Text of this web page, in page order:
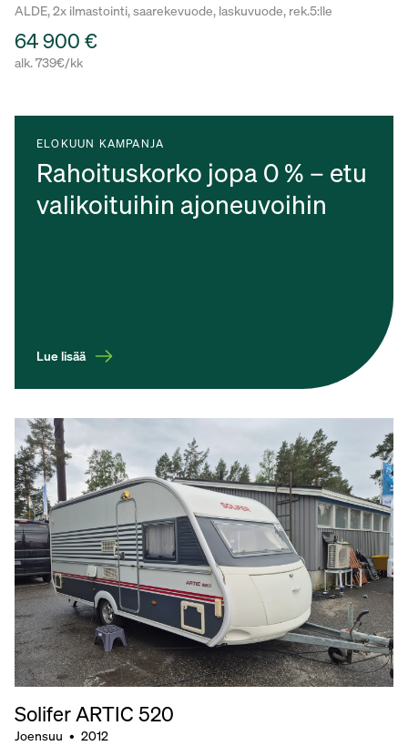
ALDE, 2x ilmastointi, saarekevuode, laskuvuode, rek.5:lle
64 900 €
alk. 739€/kk
ELOKUUN KAMPANJA
Rahoituskorko jopa 0 % – etu
valikoituihin ajoneuvoihin
Lue lisää
Solifer ARTIC 520
Joensuu • 2012